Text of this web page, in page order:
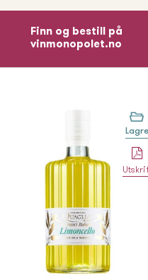
Finn og bestill på
vinmonopolet.no
Lagre